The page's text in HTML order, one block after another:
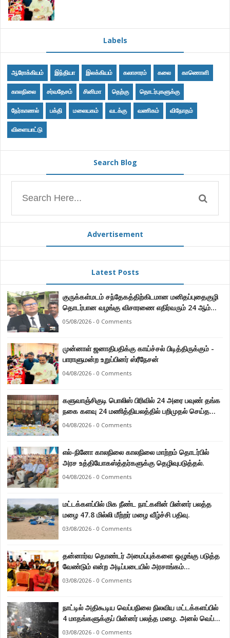
Labels
ஆரோக்கியம் இந்தியா இலக்கியம் கலாசாரம் கலை காணொளி
காலநிலை சர்வதேசம் சினிமா தெற்கு தொடர்புகளுக்கு
நேர்காணல் பக்தி மலையகம் வடக்கு வணிகம் விநோதம்
விளையாட்டு
Search Blog
Advertisement
Latest Posts
குருக்கள்மடம் சந்தேகத்திற்கிடமான மனிதப்புதைகுழி
தொடர்பான வழங்கு விசாரணை எதிர்வரும் 24 ஆம்
திகதிக்கு தவணையிடப்பட்டுள்ளது.
05/08/2026 - 0 Comments
முன்னாள் ஜனாதிபதிக்கு காய்ச்சல் பிடித்திருக்கும் -
பாராளுமன்ற உறுப்பினர் ஸ்ரீநேசன்
04/08/2026 - 0 Comments
களுவாஞ்சிகுடி பொலிஸ் பிரிவில் 24 அரை பவுண் தங்க
நகை களவு 24 மணித்தியலத்தில் பறிமுதல் செய்த
பொலிசார்.
04/08/2026 - 0 Comments
எல்-நினோ காலநிலை காலநிலை மாற்றம் தொடர்பில்
அரச உத்தியோகஸ்த்தர்களுக்கு தெழிவுபடுத்தல்.
04/08/2026 - 0 Comments
மட்டக்களப்பில் மிக நீண்ட நாட்களின் பின்னர் பலத்த
மழை 47.8 மில்லி மீற்றர் மழை வீழ்ச்சி பதிவு.
03/08/2026 - 0 Comments
தன்னார்வ தொண்டர் அமைப்புக்களை ஒழுங்கு படுத்த
வேண்டும் என்ற அடிப்படையில் அரசாங்கம்
கொண்டுவரவுள்ள சட்டம் - சட்டத்தரணி ஐங்கரன்.
03/08/2026 - 0 Comments
நாட்டில் அதிகூடிய வெப்பநிலை நிலவிய மட்டக்களப்பில்
4 மாதங்களுக்குப் பின்னர் பலத்த மழை. அனல் வெப்பக்
காலநிலை தணிந்தது.
03/08/2026 - 0 Comments